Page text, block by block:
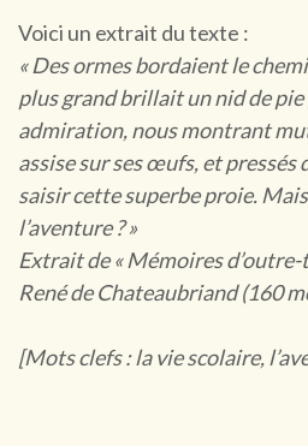
Voici un extrait du texte :
« Des ormes bordaient le
plus grand brillait un nid de pie
admiration, nous montrant
assise sur ses œufs, et pressés
saisir cette superbe proie.
l’aventure ? »
Extrait de « Mémoires
René de Chateaubriand (160
[Mots clefs : la vie scolaire,